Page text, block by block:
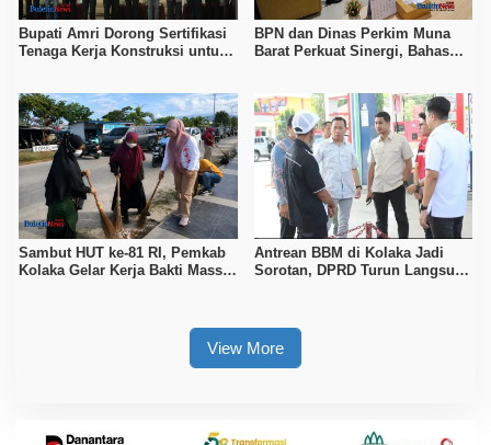
Bupati Amri Dorong Sertifikasi
Tenaga Kerja Konstruksi untuk
BPN dan Dinas Perkim Muna
Barat Perkuat Sinergi, Bahas
Sambut HUT ke-81 RI, Pemkab
Kolaka Gelar Kerja Bakti Massal
Antrean BBM di Kolaka Jadi
Sorotan, DPRD Turun Langsung
View More